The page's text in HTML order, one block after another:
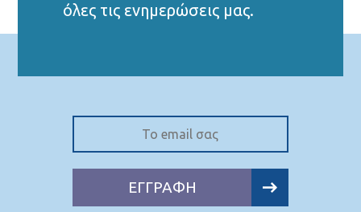
όλες τις ενημερώσεις μας.
ΕΓΓΡΑΦΗ